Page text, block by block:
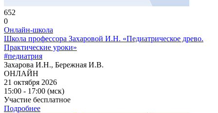
652
0
Онлайн-школа
Школа профессора Захаровой И.Н. «Педиатрическое древо.
Практические уроки»
#педиатрия
Захарова И.Н., Бережная И.В.
ОНЛАЙН
21 октября 2026
15:00 - 17:00 (мск)
Участие бесплатное
Подробнее